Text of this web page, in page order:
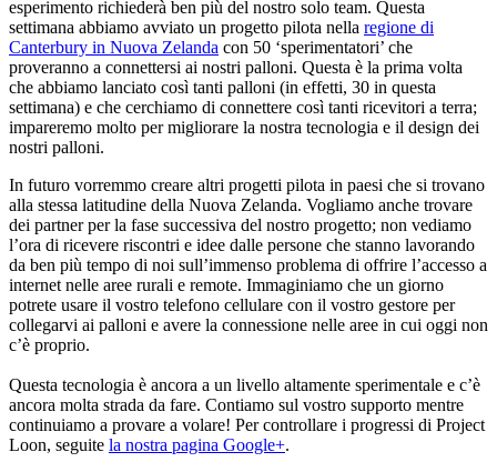
esperimento richiederà ben più del nostro solo team. Questa
settimana abbiamo avviato un progetto pilota nella regione di
Canterbury in Nuova Zelanda con 50 ‘sperimentatori’ che
proveranno a connettersi ai nostri palloni. Questa è la prima volta
che abbiamo lanciato così tanti palloni (in effetti, 30 in questa
settimana) e che cerchiamo di connettere così tanti ricevitori a terra;
impareremo molto per migliorare la nostra tecnologia e il design dei
nostri palloni.
In futuro vorremmo creare altri progetti pilota in paesi che si trovano
alla stessa latitudine della Nuova Zelanda. Vogliamo anche trovare
dei partner per la fase successiva del nostro progetto; non vediamo
l’ora di ricevere riscontri e idee dalle persone che stanno lavorando
da ben più tempo di noi sull’immenso problema di offrire l’accesso a
internet nelle aree rurali e remote. Immaginiamo che un giorno
potrete usare il vostro telefono cellulare con il vostro gestore per
collegarvi ai palloni e avere la connessione nelle aree in cui oggi non
c’è proprio.
Questa tecnologia è ancora a un livello altamente sperimentale e c’è
ancora molta strada da fare. Contiamo sul vostro supporto mentre
continuiamo a provare a volare! Per controllare i progressi di Project
Loon, seguite la nostra pagina Google+.